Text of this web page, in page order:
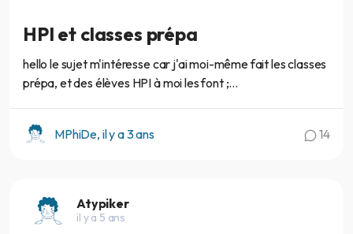
HPI et classes prépa
hello le sujet m'intéresse car j'ai moi-même fait les classes
prépa, et des élèves HPI à moi les font ;...
MPhiDe, il y a 3 ans 14
Atypiker
il y a 5 ans